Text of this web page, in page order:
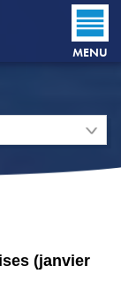
MENU
(janvier